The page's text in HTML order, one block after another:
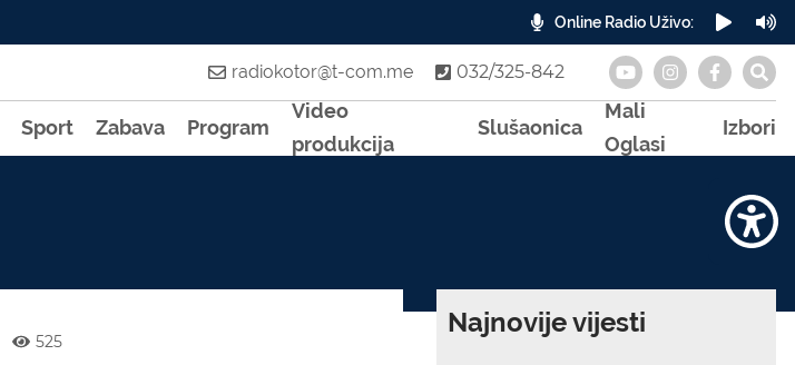
Online Radio Uživo:
radiokotor@t-com.me 032/325-842
Sport Zabava Program
Video
produkcija
Slušaonica
Mali
Oglasi
Izbori
525
Najnovije vijesti